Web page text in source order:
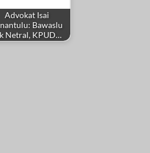
Advokat Isai
Bawaslu
Netral, KPUD…